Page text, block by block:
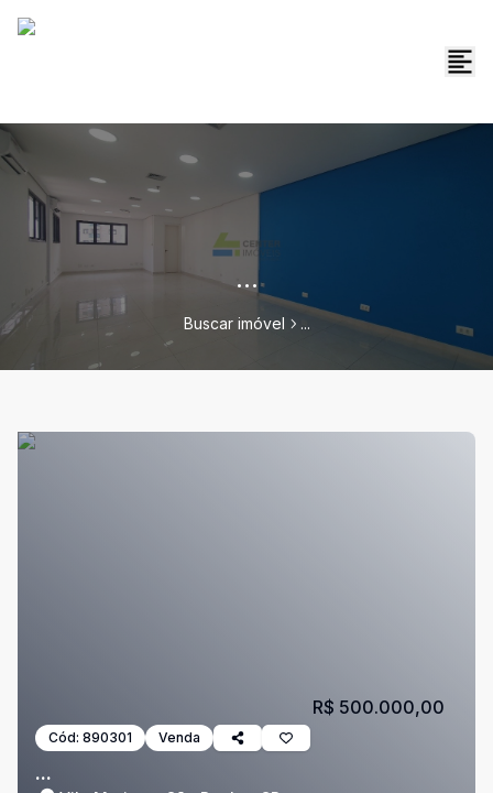
...
Buscar imóvel ...
Cód: 890301 Venda
...
R$ 500.000,00